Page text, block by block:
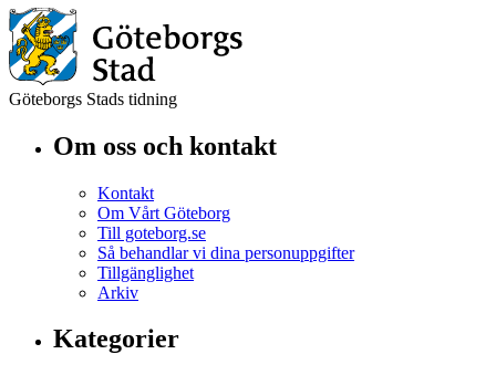
Göteborgs Stads tidning
Om oss och kontakt
Kontakt
Om Vårt Göteborg
Till goteborg.se
Så behandlar vi dina personuppgifter
Tillgänglighet
Arkiv
Kategorier